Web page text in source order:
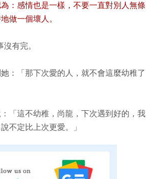
：感情也是一樣，不要一直對別人無條
做一個壞人。
有完。
：「那下次愛的人，就不會這麼幼稚了
「這不幼稚，尚龍，下次遇到好的，我
不定比上次更愛。」